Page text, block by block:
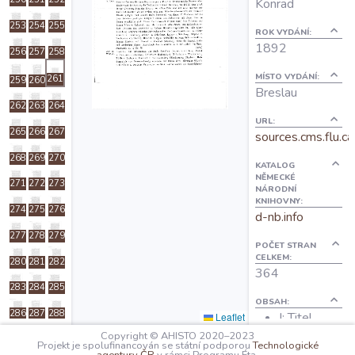
O projektu
Autoři
Nápověda
253 254 255
256 257 258
259 260 261
262 263 264
265 266 267
268 269 270
271 272 273
274 275 276
277 278 279
280 281 282
283 284 285
286 287 288
290 291
Leaflet
Konrad
ROK VYDÁNÍ:
1892
MÍSTO VYDÁNÍ:
Breslau
URL:
KATALOG
NĚMECKÉ
NÁRODNÍ
KNIHOVNY:
d-nb.info
POČET STRAN
CELKEM:
364
OBSAH:
I: Titel
Copyright © AHISTO 2020–2023
Projekt je spolufinancován se státní podporouTechnologické